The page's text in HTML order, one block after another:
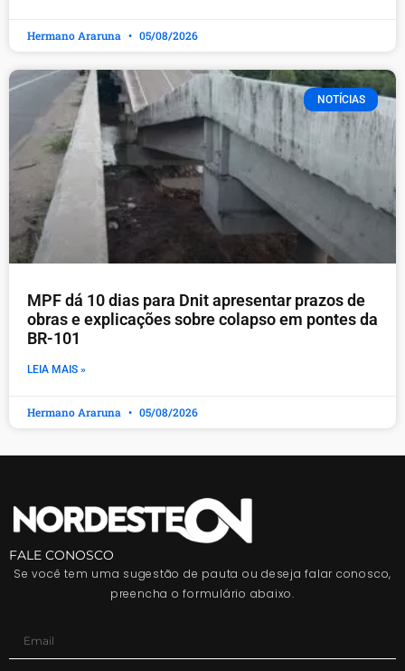
Hermano Araruna 05/08/2026
NOTÍCIAS
MPF dá 10 dias para Dnit apresentar prazos de
obras e explicações sobre colapso em pontes da
BR-101
LEIA MAIS »
Hermano Araruna 05/08/2026
FALE CONOSCO
Se você tem uma sugestão de pauta ou deseja falar conosco,
preencha o formulário abaixo.